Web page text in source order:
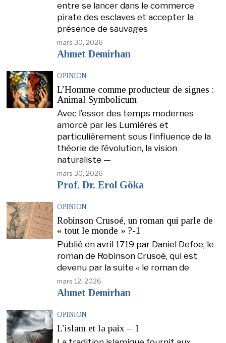
entre se lancer dans le commerce
pirate des esclaves et accepter la
présence de sauvages
mars 30, 2026
Ahmet Demirhan
OPINION
L’Homme comme producteur de signes :
Animal Symbolicum
Avec l’essor des temps modernes
amorcé par les Lumières et
particulièrement sous l’influence de la
théorie de l’évolution, la vision
naturaliste —
mars 30, 2026
Prof. Dr. Erol Göka
OPINION
Robinson Crusoé, un roman qui parle de
« tout le monde » ?-1
Publié en avril 1719 par Daniel Defoe, le
roman de Robinson Crusoé, qui est
devenu par la suite « le roman de
mars 12, 2026
Ahmet Demirhan
OPINION
L’islam et la paix – 1